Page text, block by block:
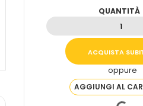
QUANTITÀ
oppure